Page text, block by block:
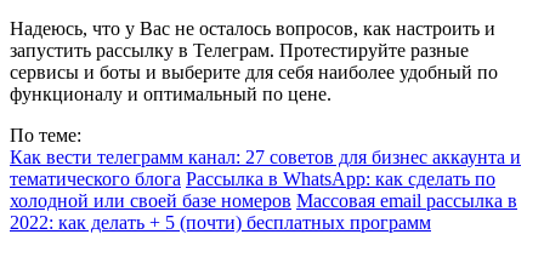
Надеюсь, что у Вас не осталось вопросов, как настроить и
запустить рассылку в Телеграм. Протестируйте разные
сервисы и боты и выберите для себя наиболее удобный по
функционалу и оптимальный по цене.
По теме:
Как вести телеграмм канал: 27 советов для бизнес аккаунта и
тематического блога Рассылка в WhatsApp: как сделать по
холодной или своей базе номеров Массовая email рассылка в
2022: как делать + 5 (почти) бесплатных программ